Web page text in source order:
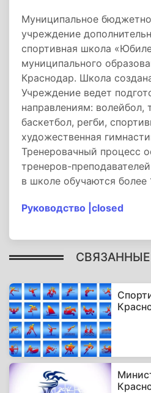
Муниципальное
учреждение
спортивная школа
муниципального
Краснодар. Школа
Учреждение ведет
направлениям: волейбол,
баскетбол, регби,
художественная
Тренеровачный процесс
тренеров-
в школе обучаются более
Руководство |closed
СВЯЗАННЫЕ